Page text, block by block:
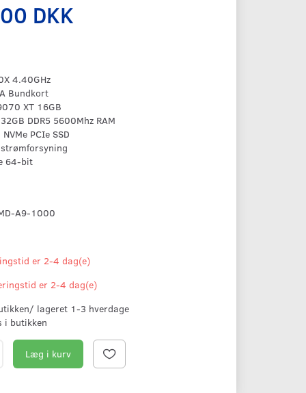
DKK
4.40GHz
Bundkort
XT 16GB
DDR5 5600Mhz RAM
PCIe SSD
64-bit
A9-1000
er 2-4 dag(e)
er 2-4 dag(e)
lageret 1-3 hverdage
i butikken
Læg i kurv